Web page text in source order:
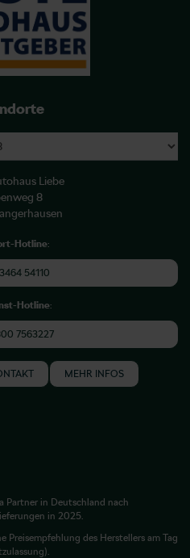
Liebe
8
Hotline:
54110
Hotline:
7563227
MEHR INFOS
Partner in Deutschland nach
in 2025.
Preisempfehlung des Herstellers am Tag